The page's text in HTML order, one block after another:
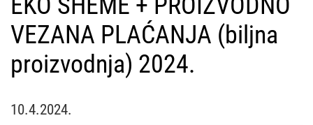
VEZANA PLAĆANJA (biljna
proizvodnja) 2024.
10.4.2024.